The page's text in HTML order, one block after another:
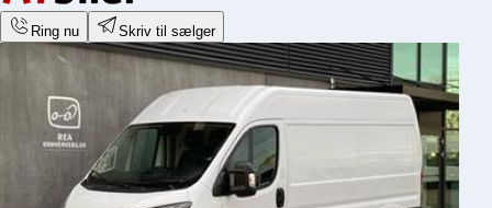
Ring nu Skriv til sælger